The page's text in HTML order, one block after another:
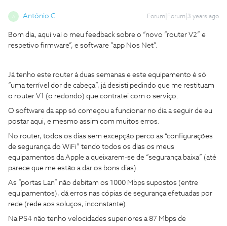
A António C Forum|Forum|3 years ago
Bom dia, aqui vai o meu feedback sobre o “novo “router V2” e
respetivo firmware”, e software “app Nos Net”.
Já tenho este router á duas semanas e este equipamento é só
“uma terrível dor de cabeça”, já desisti pedindo que me restituam
o router V1 (o redondo) que contratei com o serviço.
O software da app só começou a funcionar no dia a seguir de eu
postar aqui, e mesmo assim com muitos erros.
No router, todos os dias sem excepção perco as “configurações
de segurança do WiFi” tendo todos os dias os meus
equipamentos da Apple a queixarem-se de “segurança baixa” (até
parece que me estão a dar os bons dias).
As “portas Lan” não debitam os 1000 Mbps supostos (entre
equipamentos), dá erros nas cópias de segurança efetuadas por
rede (rede aos soluços, inconstante).
Na PS4 não tenho velocidades superiores a 87 Mbps de